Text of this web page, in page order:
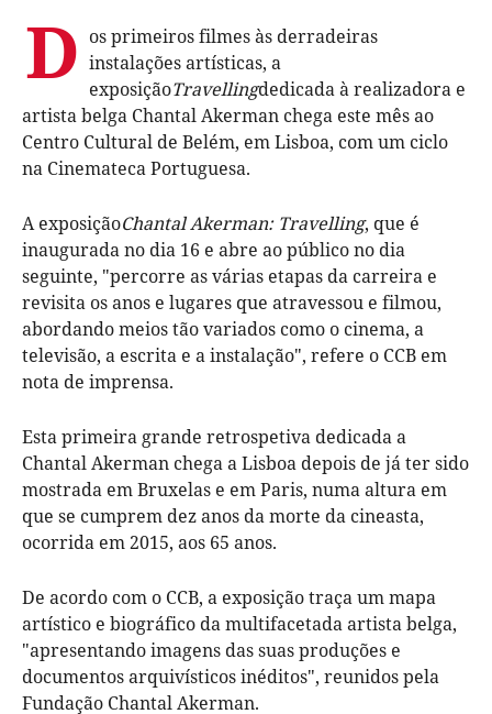
D os primeiros filmes às derradeiras
instalações artísticas, a
exposiçãoTravellingdedicada à realizadora e
artista belga Chantal Akerman chega este mês ao
Centro Cultural de Belém, em Lisboa, com um ciclo
na Cinemateca Portuguesa.
A exposiçãoChantal Akerman: Travelling, que é
inaugurada no dia 16 e abre ao público no dia
seguinte, "percorre as várias etapas da carreira e
revisita os anos e lugares que atravessou e filmou,
abordando meios tão variados como o cinema, a
televisão, a escrita e a instalação", refere o CCB em
nota de imprensa.
Esta primeira grande retrospetiva dedicada a
Chantal Akerman chega a Lisboa depois de já ter sido
mostrada em Bruxelas e em Paris, numa altura em
que se cumprem dez anos da morte da cineasta,
ocorrida em 2015, aos 65 anos.
De acordo com o CCB, a exposição traça um mapa
artístico e biográfico da multifacetada artista belga,
"apresentando imagens das suas produções e
documentos arquivísticos inéditos", reunidos pela
Fundação Chantal Akerman.